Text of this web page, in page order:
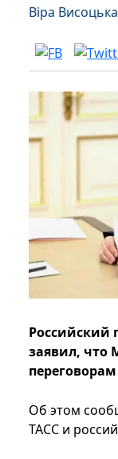
Віра Висоцька
Российский
заявил, что
Об этом
ТАСС и